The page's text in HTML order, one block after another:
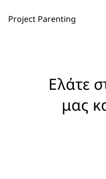
Project Parenting
Ελάτε
μας